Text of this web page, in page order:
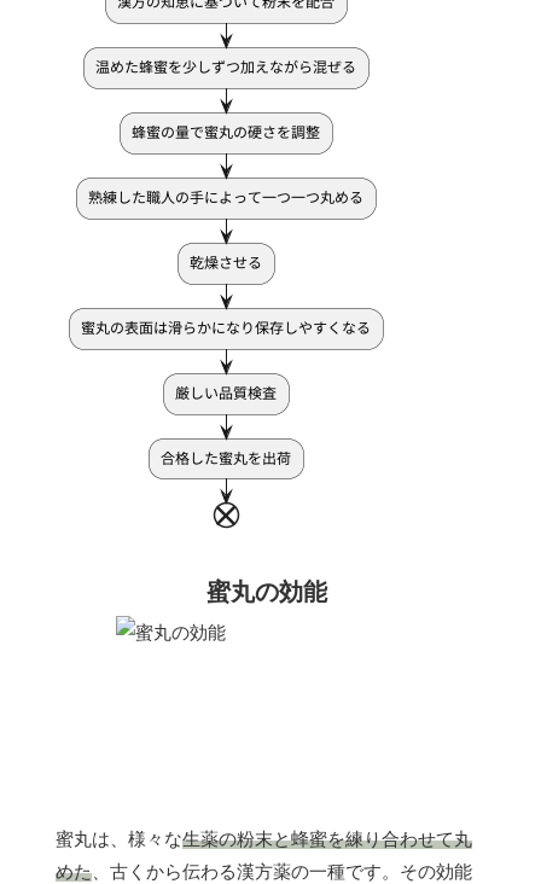
蜜丸の効能
蜜丸は、様々な生薬の粉末と蜂蜜を練り合わせて丸
めた 、古くから伝わる漢方薬の一種です。その効能